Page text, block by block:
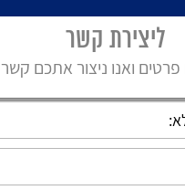
ליצירת קשר
פרטים ואנו ניצור אתכם קשר